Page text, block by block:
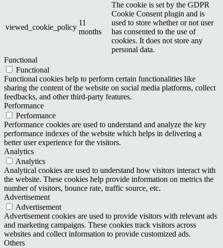
viewed_cookie_policy
11
months
The cookie is set by the GDPR
Cookie Consent plugin and is
used to store whether or not user
has consented to the use of
cookies. It does not store any
personal data.
Functional
Functional
Functional cookies help to perform certain functionalities like
sharing the content of the website on social media platforms, collect
feedbacks, and other third-party features.
Performance
Performance
Performance cookies are used to understand and analyze the key
performance indexes of the website which helps in delivering a
better user experience for the visitors.
Analytics
Analytics
Analytical cookies are used to understand how visitors interact with
the website. These cookies help provide information on metrics the
number of visitors, bounce rate, traffic source, etc.
Advertisement
Advertisement
Advertisement cookies are used to provide visitors with relevant ads
and marketing campaigns. These cookies track visitors across
websites and collect information to provide customized ads.
Others